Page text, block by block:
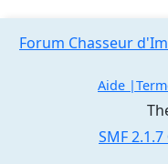
SMF
Forum Chasseur
Aide